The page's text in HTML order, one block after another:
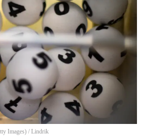
Images) / Lindrik